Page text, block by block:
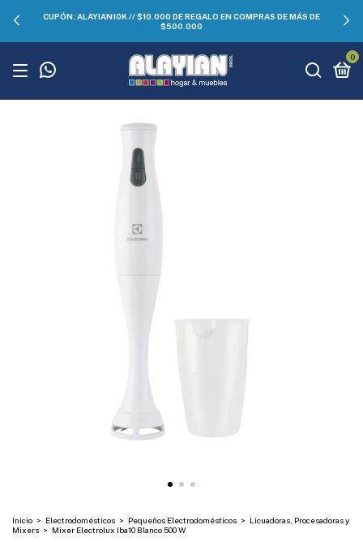
CUPÓN: ALAYIAN10K // $10.000 DE REGALO EN COMPRAS DE MÁS DE
$500.000
0
Inicio > Electrodomésticos > Pequeños Electrodomésticos > Licuadoras, Procesadoras y
Mixers > Mixer Electrolux Iba10 Blanco 500 W